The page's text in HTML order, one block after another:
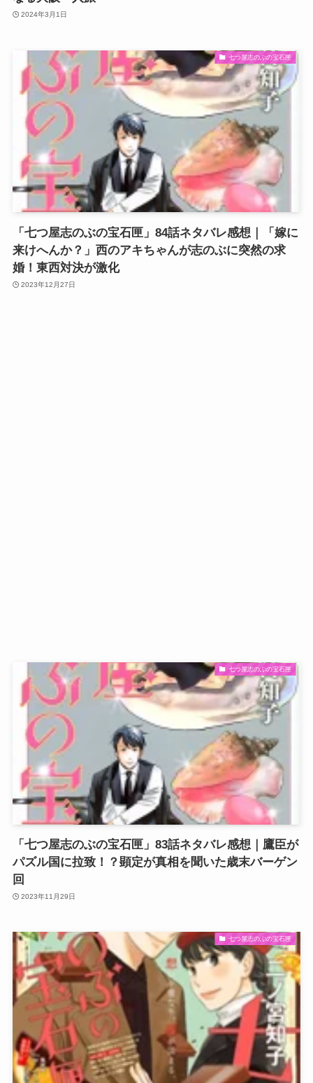
2024年3月1日
七つ屋志のぶの宝石匣
「七つ屋志のぶの宝石匣」84話ネタバレ感想｜「嫁に
来けへんか？」西のアキちゃんが志のぶに突然の求
婚！東西対決が激化
2023年12月27日
七つ屋志のぶの宝石匣
「七つ屋志のぶの宝石匣」83話ネタバレ感想｜鷹臣が
パズル国に拉致！？顕定が真相を聞いた歳末バーゲン
回
2023年11月29日
七つ屋志のぶの宝石匣